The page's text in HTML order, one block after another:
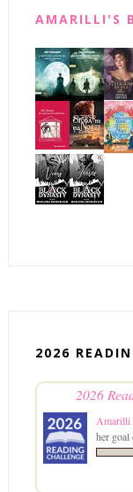
AMARILLI'S
2026
2026
Amarilli
her goal